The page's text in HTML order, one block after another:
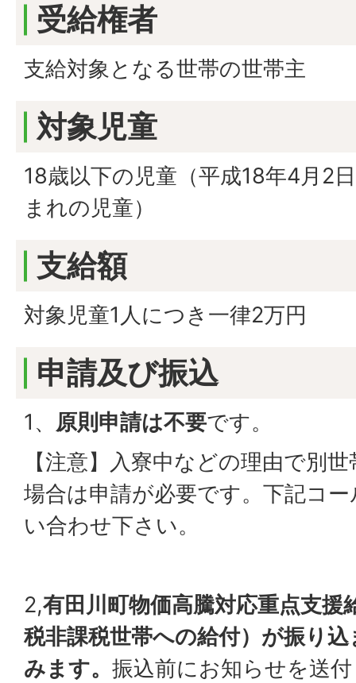
受給権者
支給対象となる世帯の世帯主
対象児童
18歳以下の児童（平成18年4月2
まれの児童）
支給額
対象児童1人につき一律2万円
申請及び振込
1、 原則申請は不要です。
【注意】入寮中などの理由で別
場合は申請が必要です。下記コ
い合わせ下さい。
2,有田川町物価高騰対応重点支援
税非課税世帯への給付）が振り
みます。 振込前にお知らせを送